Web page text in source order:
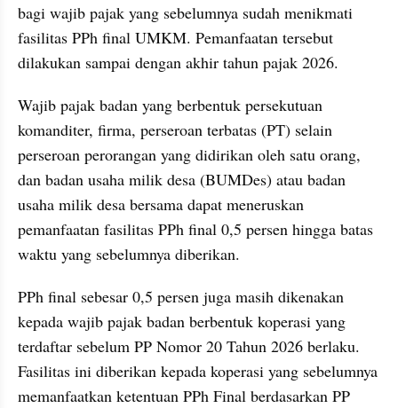
bagi wajib pajak yang sebelumnya sudah menikmati
fasilitas PPh final UMKM. Pemanfaatan tersebut
dilakukan sampai dengan akhir tahun pajak 2026.
Wajib pajak badan yang berbentuk persekutuan
komanditer, firma, perseroan terbatas (PT) selain
perseroan perorangan yang didirikan oleh satu orang,
dan badan usaha milik desa (BUMDes) atau badan
usaha milik desa bersama dapat meneruskan
pemanfaatan fasilitas PPh final 0,5 persen hingga batas
waktu yang sebelumnya diberikan.
PPh final sebesar 0,5 persen juga masih dikenakan
kepada wajib pajak badan berbentuk koperasi yang
terdaftar sebelum PP Nomor 20 Tahun 2026 berlaku.
Fasilitas ini diberikan kepada koperasi yang sebelumnya
memanfaatkan ketentuan PPh Final berdasarkan PP